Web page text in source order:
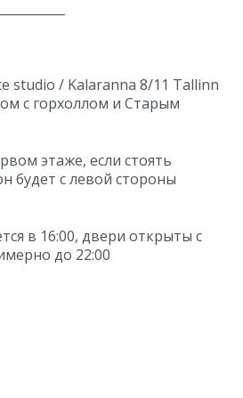
studio / Kalaranna 8/11 Tallinn
с горхоллом и Старым
этаже, если стоять
будет с левой стороны
в 16:00, двери открыты с
до 22:00